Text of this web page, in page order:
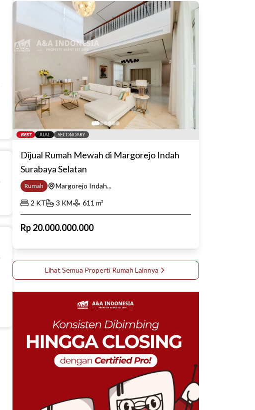
BEST JUAL SECONDARY
Dijual Rumah Mewah di Margorejo Indah
Surabaya Selatan
Rumah
Margorejo Indah...
2 KT 3 KM 611 m²
Rp20.000.000.000
Lihat Semua Properti Rumah Lainnya